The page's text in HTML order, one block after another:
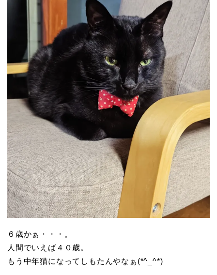
６歳かぁ・・・。
人間でいえば４０歳。
もう中年猫になってしもたんやなぁ(*^_^*)